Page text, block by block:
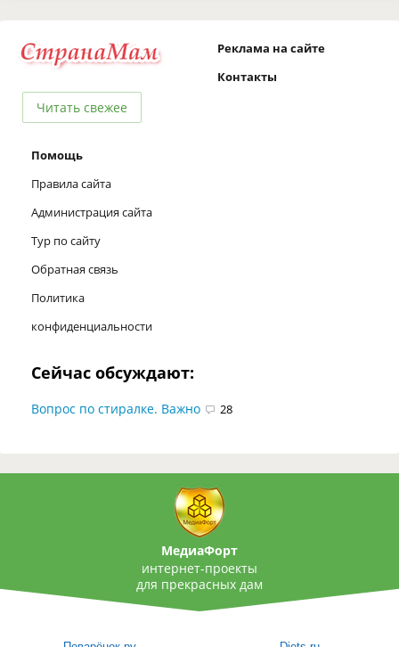
Читать свежее
Реклама на сайте
Контакты
Помощь
Правила сайта
Администрация сайта
Тур по сайту
Обратная связь
Политика
конфиденциальности
Сейчас обсуждают:
Вопрос по стиралке. Важно 28
МедиаФорт
интернет-проекты
для прекрасных дам